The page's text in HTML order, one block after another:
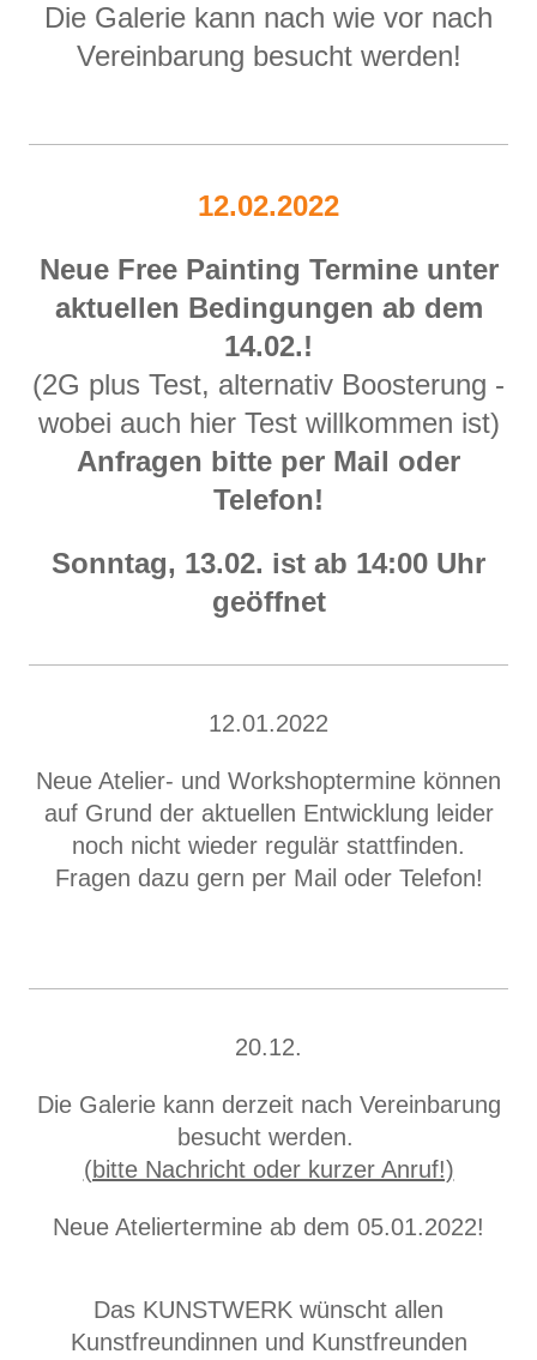
Die Galerie kann nach wie vor nach
Vereinbarung besucht werden!
12.02.2022
Neue Free Painting Termine unter
aktuellen Bedingungen ab dem
14.02.!
(2G plus Test, alternativ Boosterung -
wobei auch hier Test willkommen ist)
Anfragen bitte per Mail oder
Telefon!
Sonntag, 13.02. ist ab 14:00 Uhr
geöffnet
12.01.2022
Neue Atelier- und Workshoptermine können
auf Grund der aktuellen Entwicklung leider
noch nicht wieder regulär stattfinden.
Fragen dazu gern per Mail oder Telefon!
20.12.
Die Galerie kann derzeit nach Vereinbarung
besucht werden.
(bitte Nachricht oder kurzer Anruf!)
Neue Ateliertermine ab dem 05.01.2022!
Das KUNSTWERK wünscht allen
Kunstfreundinnen und Kunstfreunden